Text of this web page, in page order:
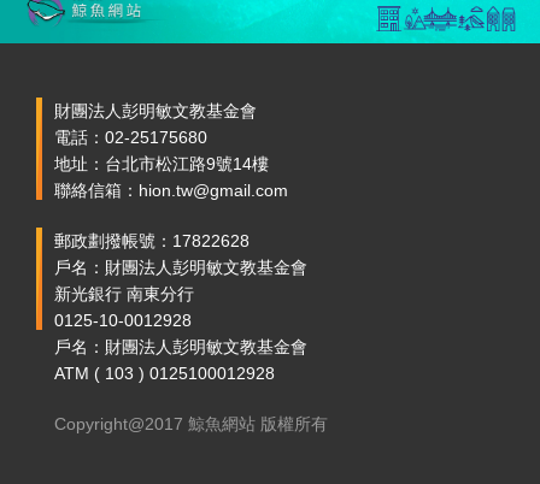
財團法人彭明敏文教基金會
電話：02-25175680
地址：台北市松江路9號14樓
聯絡信箱：hion.tw@gmail.com
郵政劃撥帳號：17822628
戶名：財團法人彭明敏文教基金會
新光銀行 南東分行
0125-10-0012928
戶名：財團法人彭明敏文教基金會
ATM ( 103 ) 0125100012928
Copyright@2017 鯨魚網站 版權所有